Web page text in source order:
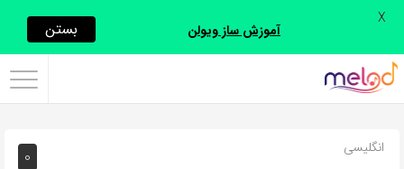
اشتراک
با
0 انگلیسی
آموزش ساز ویولن بستن X